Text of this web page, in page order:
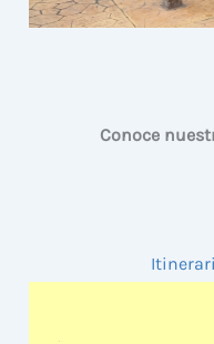
Conoce